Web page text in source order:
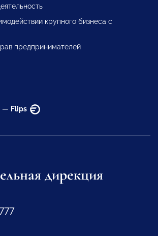
крупного бизнеса с
предпринимателей
— Flips
дирекция